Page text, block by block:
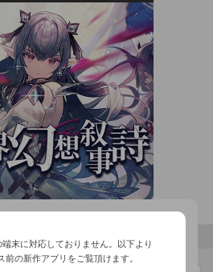
ィーバトル◇
作では一度に1種類だけの出現だっ
に出現することがあります。相性
や魔法を駆使し敵グループを全滅さ
ループを全滅させてもすぐさま新た
することも……
数々の施設◇
助けとなる各種施設があります。シ
ら新たにカジノが追加され7種類の
末に対応しておりません。以下より
の新作アプリをご覧頂けます。